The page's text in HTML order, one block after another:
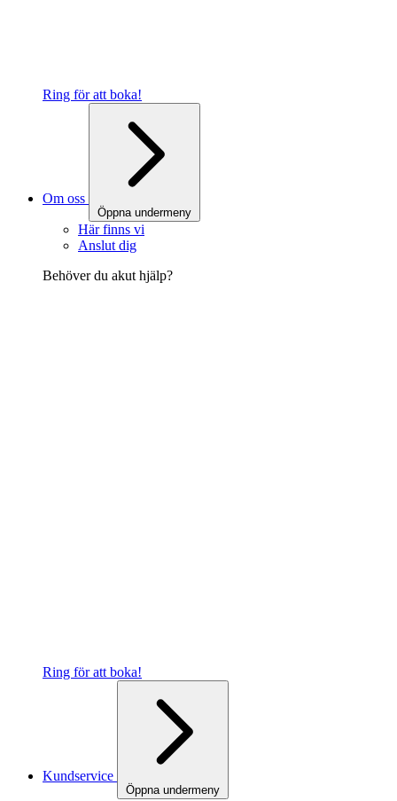
Ring för att boka!
Om oss
Öppna undermeny
Här finns vi
Anslut dig
Behöver du akut hjälp?
Ring för att boka!
Kundservice
Öppna undermeny